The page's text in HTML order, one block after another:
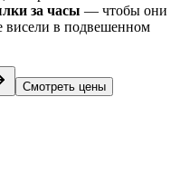
за часы — чтобы они
висели в подвешенном
Смотреть цены